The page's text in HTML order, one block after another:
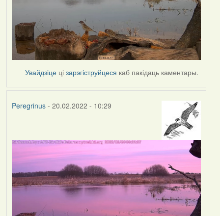
Увайдзіце цізарэгіструйцеся каб пакідаць каментары.
Peregrinus- 20.02.2022 - 10:29